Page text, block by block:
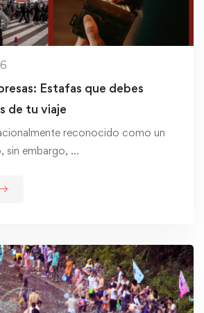
Estafas que debes
de tu viaje
reconocido como un
sin embargo, …